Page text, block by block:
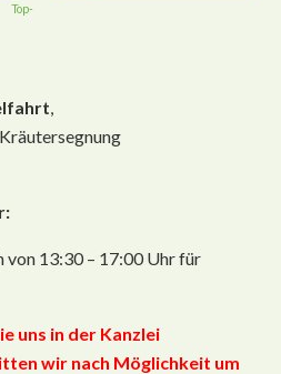
Top-
,
13:30 – 17:00 Uhr für
uns in der Kanzlei
wir nach Möglichkeit um